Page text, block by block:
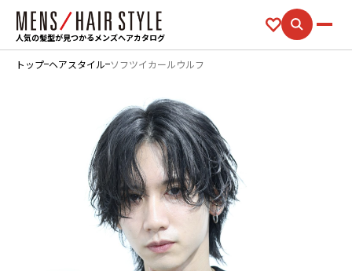
人気の髪型が見つかるメンズヘアカタログ
トップ ヘアスタイル ソフツイカールウルフ